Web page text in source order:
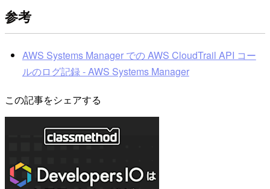
参考
AWS Systems Manager での AWS CloudTrail API コー
ルのログ記録 - AWS Systems Manager
この記事をシェアする